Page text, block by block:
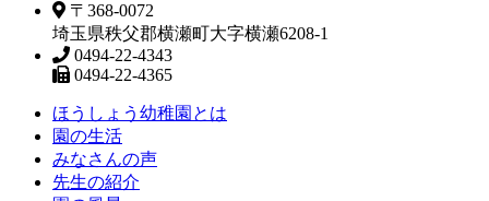
〒368-0072
埼玉県秩父郡横瀬町大字横瀬6208-1
0494-22-4343
0494-22-4365
ほうしょう幼稚園とは
園の生活
みなさんの声
先生の紹介